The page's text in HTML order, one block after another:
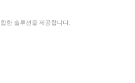
한 솔루션을 제공합니다.